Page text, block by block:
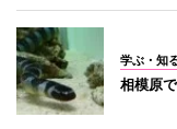
学ぶ・知
相模原